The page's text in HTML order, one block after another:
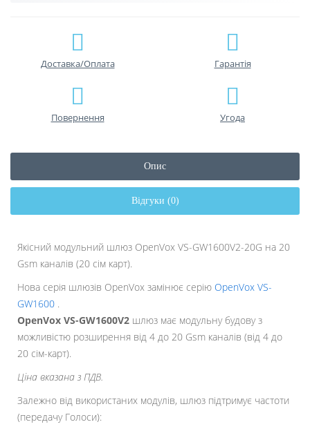
Доставка/Оплата Гарантiя
Повернення Угода
Опис
Відгуки (0)
Якісний модульний шлюз OpenVox VS-GW1600V2-20G на 20
Gsm каналів (20 сім карт).
Нова серія шлюзів OpenVox замінює серію OpenVox VS-
GW1600 .
OpenVox VS-GW1600V2 шлюз має модульну будову з
можливістю розширення від 4 до 20 Gsm каналів (від 4 до
20 сім-карт).
Ціна вказана з ПДВ.
Залежно від використаних модулів, шлюз підтримує частоти
(передачу Голоси):